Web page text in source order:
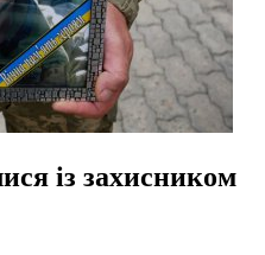
із захисником